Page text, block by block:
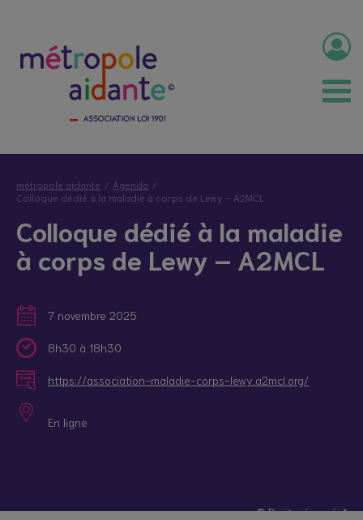
métropole aidante
Agenda
Colloque dédié à la maladie à corps de Lewy – A2MCL
Colloque dédié à la maladie
à corps de Lewy – A2MCL
7 novembre 2025
8h30 à 18h30
https://association-maladie-corps-lewy.a2mcl.org/
En ligne
© Droits réservés*